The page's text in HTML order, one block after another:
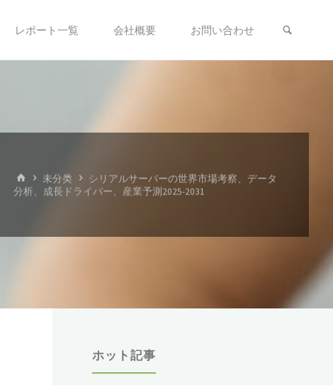
レポート一覧 会社概要 お問い合わせ
ホ
ー
未分类
シリアルサーバーの世界市場考察、データ
分析、成長ドライバー、産業予測2025-2031
ホット記事